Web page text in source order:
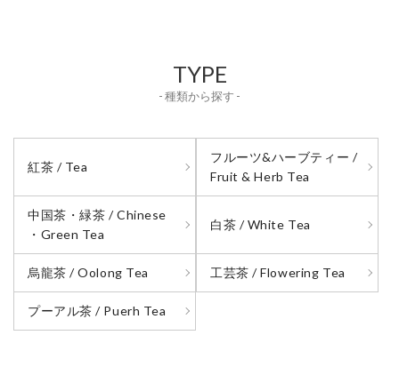
TYPE
- 種類から探す -
紅茶 / Tea
フルーツ&ハーブティー /
Fruit & Herb Tea
中国茶・緑茶 / Chinese
・Green Tea
白茶 / White Tea
烏龍茶 / Oolong Tea 工芸茶 / Flowering Tea
プーアル茶 / Puerh Tea